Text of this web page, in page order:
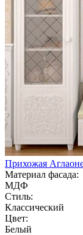
Прихожая
Материал фасада:
МДФ
Стиль:
Классический
Цвет:
Белый